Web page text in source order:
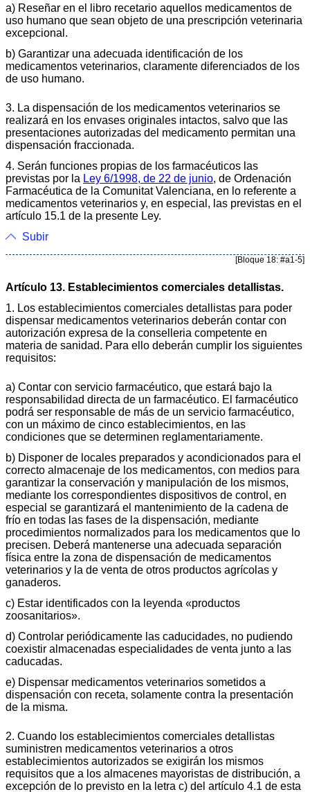
a) Reseñar en el libro recetario aquellos medicamentos de
uso humano que sean objeto de una prescripción veterinaria
excepcional.
b) Garantizar una adecuada identificación de los
medicamentos veterinarios, claramente diferenciados de los
de uso humano.
3. La dispensación de los medicamentos veterinarios se
realizará en los envases originales intactos, salvo que las
presentaciones autorizadas del medicamento permitan una
dispensación fraccionada.
4. Serán funciones propias de los farmacéuticos las
previstas por la Ley 6/1998, de 22 de junio, de Ordenación
Farmacéutica de la Comunitat Valenciana, en lo referente a
medicamentos veterinarios y, en especial, las previstas en el
artículo 15.1 de la presente Ley.
Subir
[Bloque 18: #a1-5]
Artículo 13. Establecimientos comerciales detallistas.
1. Los establecimientos comerciales detallistas para poder
dispensar medicamentos veterinarios deberán contar con
autorización expresa de la conselleria competente en
materia de sanidad. Para ello deberán cumplir los siguientes
requisitos:
a) Contar con servicio farmacéutico, que estará bajo la
responsabilidad directa de un farmacéutico. El farmacéutico
podrá ser responsable de más de un servicio farmacéutico,
con un máximo de cinco establecimientos, en las
condiciones que se determinen reglamentariamente.
b) Disponer de locales preparados y acondicionados para el
correcto almacenaje de los medicamentos, con medios para
garantizar la conservación y manipulación de los mismos,
mediante los correspondientes dispositivos de control, en
especial se garantizará el mantenimiento de la cadena de
frío en todas las fases de la dispensación, mediante
procedimientos normalizados para los medicamentos que lo
precisen. Deberá mantenerse una adecuada separación
física entre la zona de dispensación de medicamentos
veterinarios y la de venta de otros productos agrícolas y
ganaderos.
c) Estar identificados con la leyenda «productos
zoosanitarios».
d) Controlar periódicamente las caducidades, no pudiendo
coexistir almacenadas especialidades de venta junto a las
caducadas.
e) Dispensar medicamentos veterinarios sometidos a
dispensación con receta, solamente contra la presentación
de la misma.
2. Cuando los establecimientos comerciales detallistas
suministren medicamentos veterinarios a otros
establecimientos autorizados se exigirán los mismos
requisitos que a los almacenes mayoristas de distribución, a
excepción de lo previsto en la letra c) del artículo 4.1 de esta